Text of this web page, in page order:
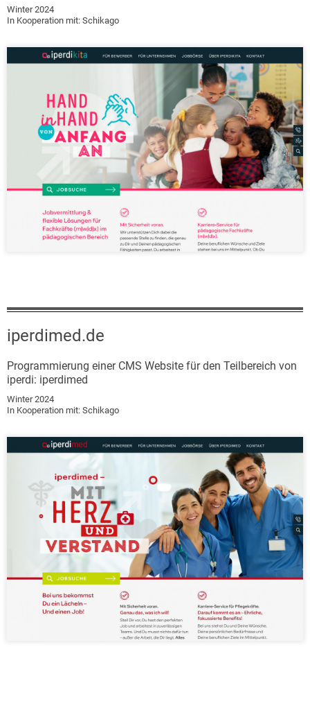
Winter 2024
In Kooperation mit: Schikago
iperdimed.de
Programmierung einer CMS Website für den Teilbereich von
iperdi: iperdimed
Winter 2024
In Kooperation mit: Schikago